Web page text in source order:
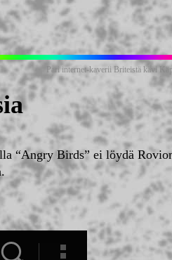
Pari internet-kaverii Briteistä kävi
“Angry Birds” ei löydä